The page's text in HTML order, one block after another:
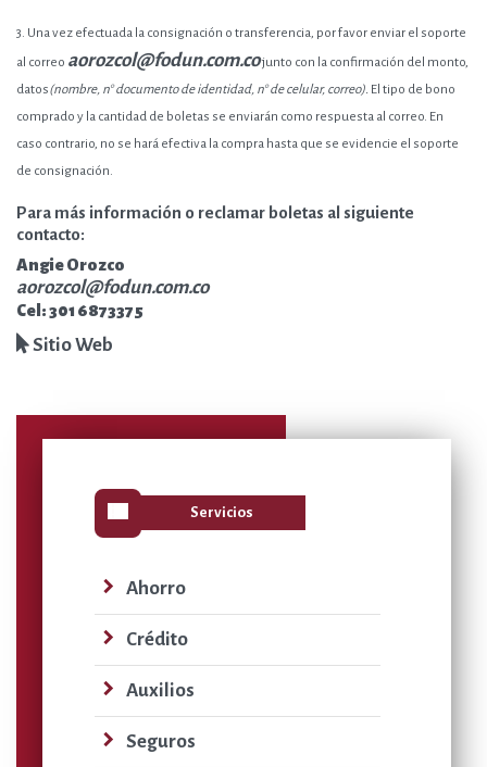
3. Una vez efectuada la consignación o transferencia, por favor enviar el soporte
al correo aorozcol@fodun.com.cojunto con la confirmación del monto,
datos(nombre, n° documento de identidad, n° de celular, correo). El tipo de bono
comprado y la cantidad de boletas se enviarán como respuesta al correo. En
caso contrario, no se hará efectiva la compra hasta que se evidencie el soporte
de consignación.
Para más información o reclamar boletas al siguiente
contacto:
Angie Orozco
aorozcol@fodun.com.co
Cel: 301 6873375
Sitio Web
view_list Servicios
navigate_next Ahorro
navigate_next Crédito
navigate_next Auxilios
navigate_next Seguros